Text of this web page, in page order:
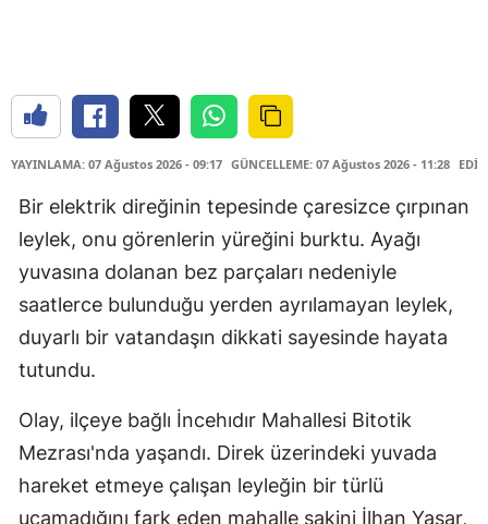
YAYINLAMA: 07 Ağustos 2026 - 09:17 GÜNCELLEME: 07 Ağustos 2026 - 11:28
Bir elektrik direğinin tepesinde çaresizce çırpınan
leylek, onu görenlerin yüreğini burktu. Ayağı
yuvasına dolanan bez parçaları nedeniyle
saatlerce bulunduğu yerden ayrılamayan leylek,
duyarlı bir vatandaşın dikkati sayesinde hayata
tutundu.
Olay, ilçeye bağlı İncehıdır Mahallesi Bitotik
Mezrası'nda yaşandı. Direk üzerindeki yuvada
hareket etmeye çalışan leyleğin bir türlü
uçamadığını fark eden mahalle sakini İlhan Yaşar,